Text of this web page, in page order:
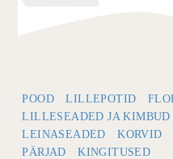
POOD LILLEPOTID
LILLESEADED JA KIMBUD
LEINASEADED
KORVID
PÄRJAD
KINGITUSED